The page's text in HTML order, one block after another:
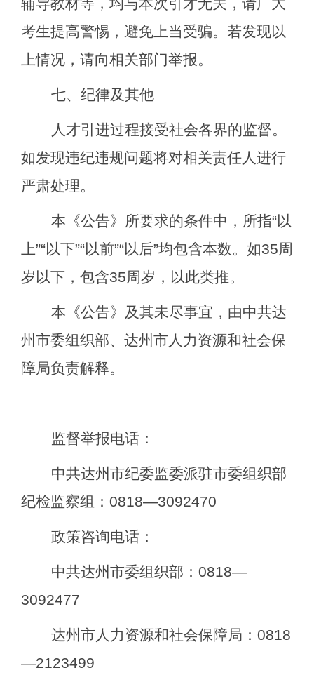
辅导教材等，均与本次引才无关，请广大
考生提高警惕，避免上当受骗。若发现以
上情况，请向相关部门举报。
七、纪律及其他
人才引进过程接受社会各界的监督。
如发现违纪违规问题将对相关责任人进行
严肃处理。
本《公告》所要求的条件中，所指“以
上”“以下”“以前”“以后”均包含本数。如35周
岁以下，包含35周岁，以此类推。
本《公告》及其未尽事宜，由中共达
州市委组织部、达州市人力资源和社会保
障局负责解释。
监督举报电话：
中共达州市纪委监委派驻市委组织部
纪检监察组： 0818—3092470
政策咨询电话：
中共达州市委组织部： 0818—
3092477
达州市人力资源和社会保障局： 0818
—2123499